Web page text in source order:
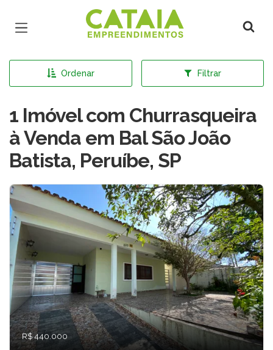
Página inicial
Ordenar Filtrar
1 Imóvel com Churrasqueira
à Venda em Bal São João
Batista, Peruíbe, SP
R$ 440.000